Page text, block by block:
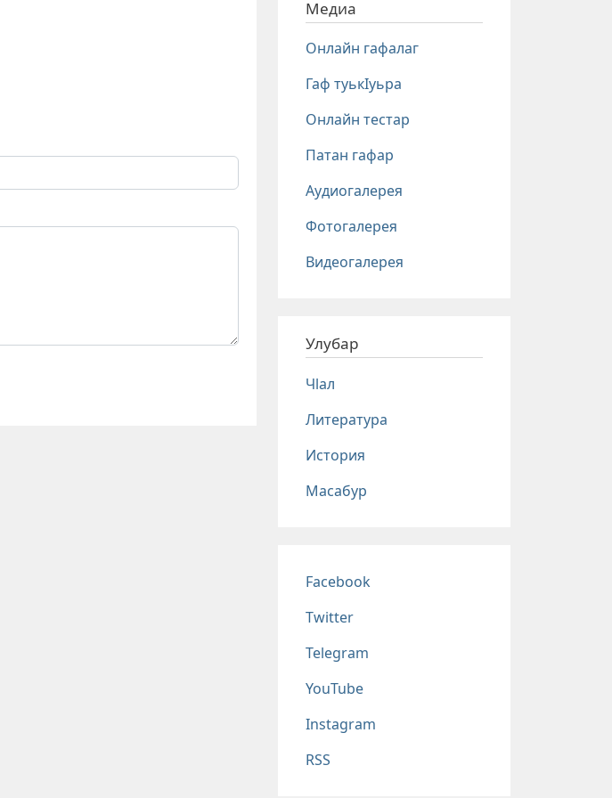
Медиа
Онлайн гафалаг
Гаф туькIуьра
Онлайн тестар
Патан гафар
Аудиогалерея
Фотогалерея
Видеогалерея
Улубар
Чlал
Литература
История
Масабур
Соц сети
Facebook
Twitter
Telegram
YouTube
Instagram
RSS